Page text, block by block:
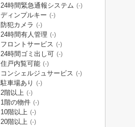
24時間緊急通報システム (-)
ディンプルキー (-)
防犯カメラ (-)
24時間有人管理 (-)
フロントサービス (-)
24時間ゴミ出し可 (-)
住戸内覧可能 (-)
コンシェルジュサービス (-)
駐車場あり (-)
2階以上 (-)
1階の物件 (-)
10階以上 (-)
20階以上 (-)